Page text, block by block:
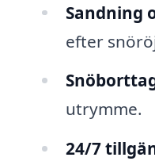
Sandning
efter
utrymme.
24/7